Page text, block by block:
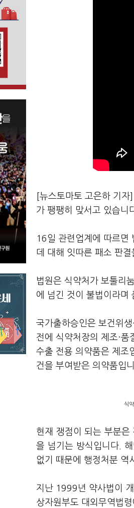
[뉴스토마토 고은하 기
가 팽팽히 맞서고 있습니
16일 관련업계에 따르면
데 대해 잇따른 패소 판결
법원은 식약처가 보툴리
에 넘긴 것이 불법이라며
국가출하승인은 보건위
전에 식약처장의 제조·
수출 전용 의약품은 제조
건을 부여받은 의약품입
식
현재 쟁점이 되는 부분은
을 넘기는 방식입니다.
없기 때문에 행정처분 역
지난 1999년 약사법이
상자원부도 대외무역법